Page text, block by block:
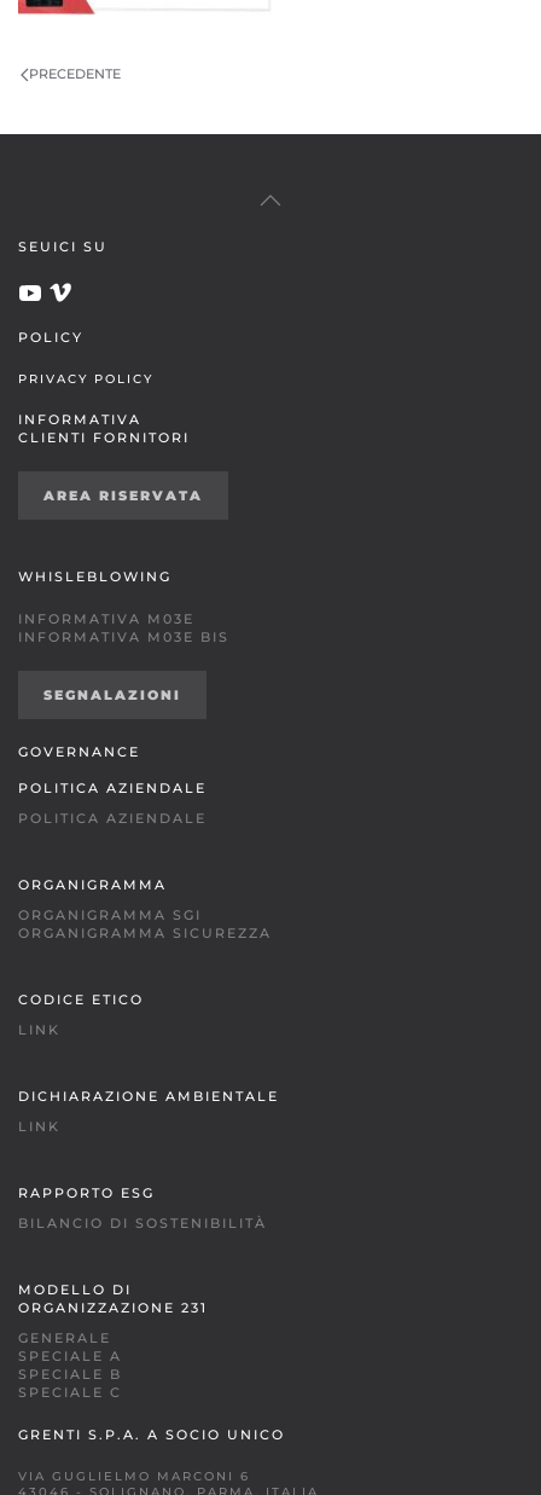
PRECEDENTE
SEUICI SU
POLICY
PRIVACY POLICY
INFORMATIVA
CLIENTI FORNITORI
AREA RISERVATA
WHISLEBLOWING
INFORMATIVA M03E
INFORMATIVA M03E BIS
SEGNALAZIONI
GOVERNANCE
POLITICA AZIENDALE
POLITICA AZIENDALE
ORGANIGRAMMA
ORGANIGRAMMA SGI
ORGANIGRAMMA SICUREZZA
CODICE ETICO
LINK
DICHIARAZIONE AMBIENTALE
LINK
RAPPORTO ESG
BILANCIO DI SOSTENIBILITÀ
MODELLO DI
ORGANIZZAZIONE 231
GENERALE
SPECIALE A
SPECIALE B
SPECIALE C
GRENTI S.P.A. A SOCIO UNICO
VIA GUGLIELMO MARCONI 6
43046 - SOLIGNANO, PARMA, ITALIA